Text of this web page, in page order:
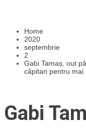
Home
2020
septembrie
2
Gabi Tamaș, out
căpitan pentru mai
Gabi